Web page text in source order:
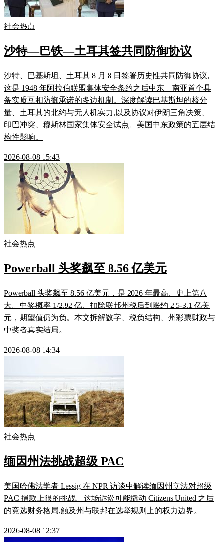
社会热点
沙特—巴铁—土耳其签共同防御协议
沙特、巴基斯坦、土耳其 8 月 8 日签署历史性共同防御协议,
这是 1948 年阿拉伯联盟集体安全条约之后中东—南亚首个具
备实质互相防御承诺的多边机制。深度解读巴基斯坦的核分
量、土耳其的北约与无人机实力,以及协议对伊朗三角决策、
印巴冲突、穆斯林国家集体安全试点、美国中东政策的五层结
构性影响。
2026-08-08 15:43
社会热点
Powerball 头奖飙至 8.56 亿美元
Powerball 头奖飙至 8.56 亿美元，是 2026 年最高、史上第八
大。中奖概率 1/2.92 亿、扣除联邦州税后到账约 2.5-3.1 亿美
元，期望值仍为负。本文拆解数字、税负结构、州彩票财政与
中奖者真实结局。
2026-08-08 14:34
社会热点
缅因州法挑战超级 PAC
美国哈佛法学者 Lessig 在 NPR 访谈中解读缅因州立法对超级
PAC 捐款上限的挑战。这场诉讼可能撬动 Citizens United 之后
的竞选财务格局,触及州与联邦在选举规则上的权力边界。
2026-08-08 12:37